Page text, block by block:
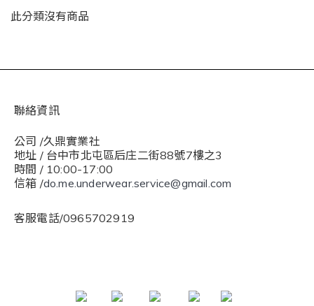
此分類沒有商品
聯絡資訊
公司 /久鼎實業社
地址 / 台中市北屯區后庄二街88號7樓之3
時間 / 10:00-17:00
信箱 /do.me.underwear.service@gmail.com
客服電話/0965702919